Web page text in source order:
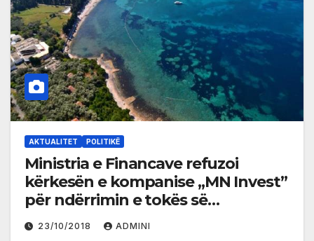
AKTUALITET POLITIKË
Ministria e Financave refuzoi
kërkesën e kompanise „MN Invest”
për ndërrimin e tokës së
Valdanosit për tokën në Nikshiq
23/10/2018 ADMINI